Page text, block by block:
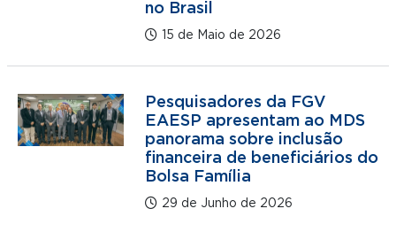
no Brasil
15 de Maio de 2026
Pesquisadores da FGV
EAESP apresentam ao MDS
panorama sobre inclusão
financeira de beneficiários do
Bolsa Família
29 de Junho de 2026